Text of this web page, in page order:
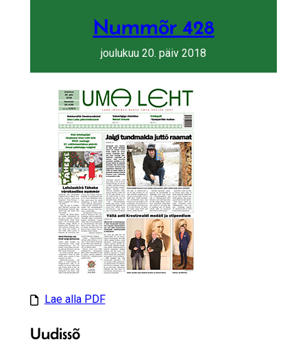
Nummõr 428
joulukuu 20. päiv 2018
Lae alla PDF
Uudissõ